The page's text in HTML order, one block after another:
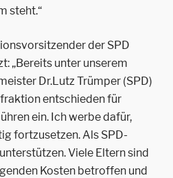
steht.“
der SPD
„Bereits unter unserem
Dr.Lutz Trümper (SPD)
entschieden für
ein. Ich werbe dafür,
fortzusetzen. Als SPD-
Viele Eltern sind
Kosten betroffen und